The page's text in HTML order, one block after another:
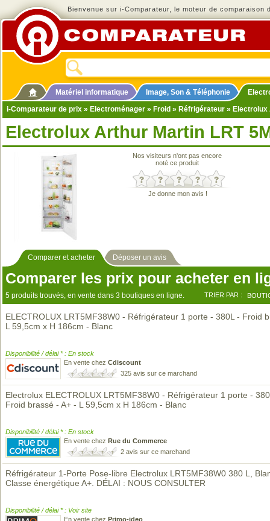
Bienvenue sur i-Comparateur, le moteur de comparaison
Matériel informatique Image, Son & Téléphonie
i-Comparateur de prix » Electroménager » Froid » Réfrigérateur » Electrolux
Electrolux Arthur Martin LRT
Nos visiteurs n'ont pas encore
noté ce produit
Je donne mon avis !
Comparer et acheter Déposer un avis
Comparer les prix pour acheter en
5 produits trouvés, en vente dans 3 boutiques en ligne. TRIER PAR :
ELECTROLUX LRT5MF38W0 - Réfrigérateur 1 porte - 380L - Froid
L 59,5cm x H 186cm - Blanc
Disponibilité / délai * : En stock
En vente chez Cdiscount
325 avis sur ce marchand
Electrolux ELECTROLUX LRT5MF38W0 - Réfrigérateur 1 porte -
Froid brassé - A+ - L 59,5cm x H 186cm - Blanc
Disponibilité / délai * : En stock
En vente chez Rue du Commerce
2 avis sur ce marchand
Réfrigérateur 1-Porte Pose-libre Electrolux LRT5MF38W0 380 L,
Classe énergétique A+. DÉLAI : NOUS CONSULTER
Disponibilité / délai * : Voir site
En vente chez Primo-ideo